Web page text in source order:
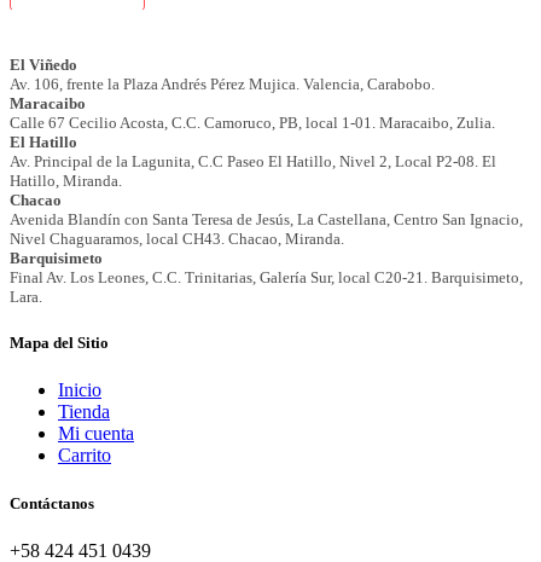
Mapa del Sitio
Inicio
Tienda
Mi cuenta
Carrito
Contáctanos
+58 424 451 0439